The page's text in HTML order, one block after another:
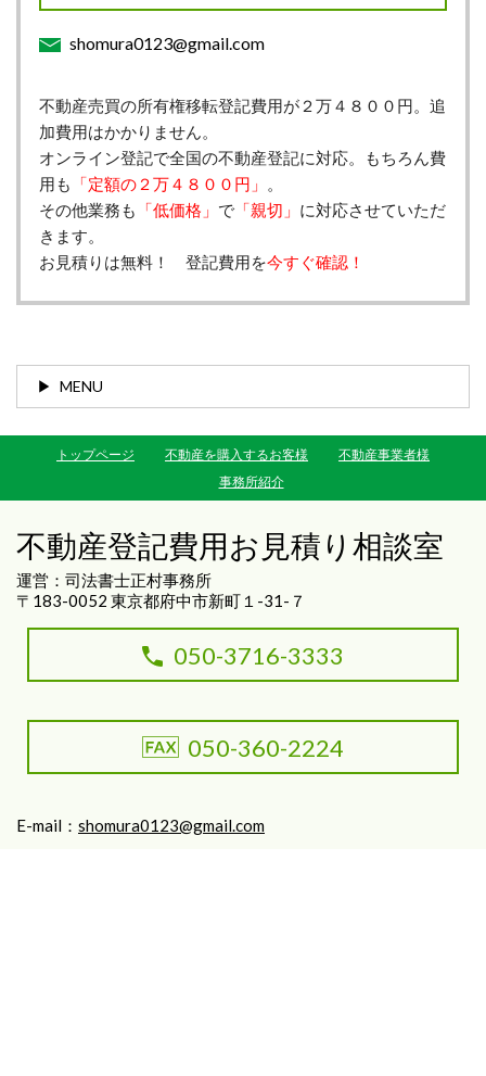
shomura0123@gmail.com
不動産売買の所有権移転登記費用が２万４８００円。追
加費用はかかりません。
オンライン登記で全国の不動産登記に対応。もちろん費
用も 「定額の２万４８００円」
。
その他業務も 「低価格」 で「親切」 に対応させていただ
きます。
お見積りは無料！ 登記費用を今すぐ確認！
MENU
トップページ 不動産を購入するお客様
不動産事業者様
事務所紹介
不動産登記費用お見積り相談室
運営：司法書士正村事務所
​〒183-0052 東京都府中市新町１-31-７
050-3716-3333
050-360-2224
E-mail： shomura0123@gmail.com